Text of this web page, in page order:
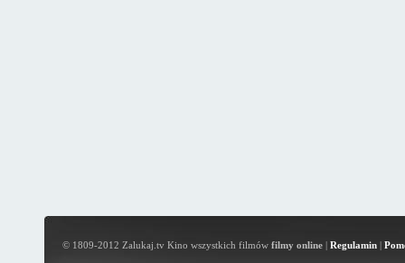
© 1809-2012 Zalukaj.tv Kino wszystkich filmów filmy online| Regulamin|